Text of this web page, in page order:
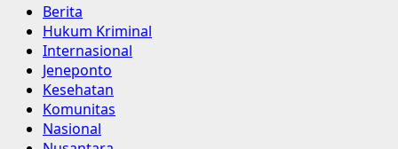
Berita
Hukum Kriminal
Internasional
Jeneponto
Kesehatan
Komunitas
Nasional